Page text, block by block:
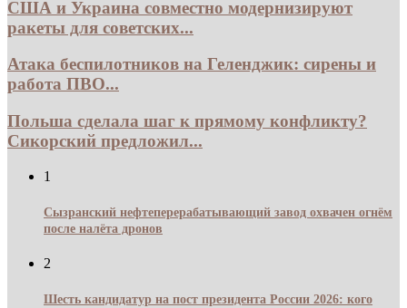
США и Украина совместно модернизируют
ракеты для советских...
Атака беспилотников на Геленджик: сирены и
работа ПВО...
Польша сделала шаг к прямому конфликту?
Сикорский предложил...
1
Сызранский нефтеперерабатывающий завод охвачен огнём
после налёта дронов
2
Шесть кандидатур на пост президента России 2026: кого